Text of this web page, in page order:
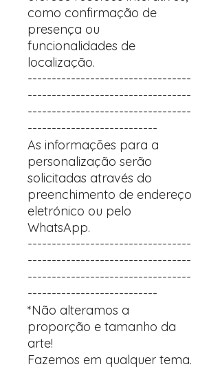
como confirmação de
presença ou
funcionalidades de
localização.
----------------------------------
----------------------------------
----------------------------------
---------------------------
As informações para a
personalização serão
solicitadas através do
preenchimento de endereço
eletrónico ou pelo
WhatsApp.
----------------------------------
----------------------------------
----------------------------------
---------------------------
*Não alteramos a
proporção e tamanho da
arte!
Fazemos em qualquer tema.